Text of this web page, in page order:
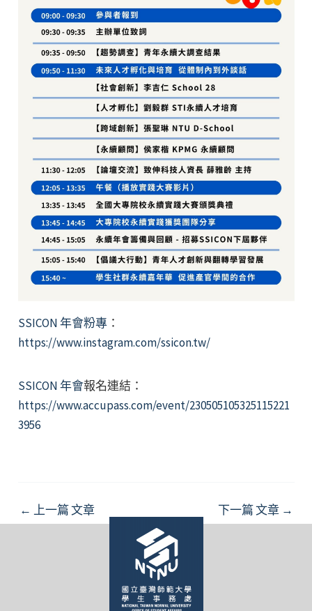
SSICON 年會粉專：
https://www.instagram.com/ssicon.tw/
SSICON 年會報名連結：
https://www.accupass.com/event/230505105325115221
3956
Post
navigation
← 上一篇 文章 下一篇 文章 →